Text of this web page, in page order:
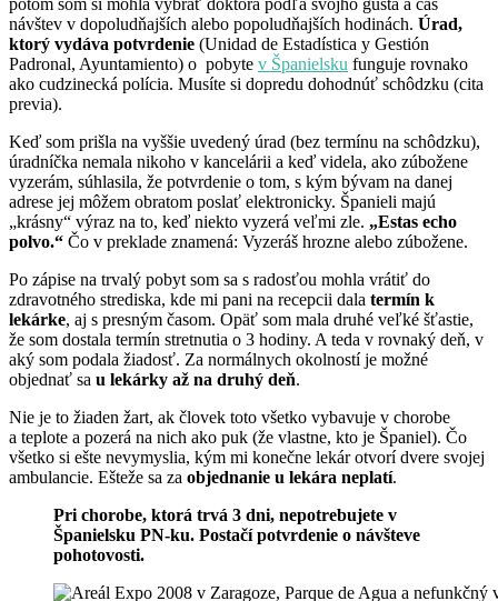
návštev v dopoludňajších alebo popoludňajších hodinách. Úrad,
ktorý vydáva potvrdenie (Unidad de Estadística y Gestión
Padronal, Ayuntamiento) o pobyte v Španielsku funguje rovnako
ako cudzinecká polícia. Musíte si dopredu dohodnúť schôdzku (cita
previa).
Keď som prišla na vyššie uvedený úrad (bez termínu na schôdzku),
úradníčka nemala nikoho v kancelárii a keď videla, ako zúbožene
vyzerám, súhlasila, že potvrdenie o tom, s kým bývam na danej
adrese jej môžem obratom poslať elektronicky. Španieli majú
„krásny“ výraz na to, keď niekto vyzerá veľmi zle. „Estas echo
polvo.“ Čo v preklade znamená: Vyzeráš hrozne alebo zúbožene.
Po zápise na trvalý pobyt som sa s radosťou mohla vrátiť do
zdravotného strediska, kde mi pani na recepcii dala termín k
lekárke, aj s presným časom. Opäť som mala druhé veľké šťastie,
že som dostala termín stretnutia o 3 hodiny. A teda v rovnaký deň, v
aký som podala žiadosť. Za normálnych okolností je možné
objednať sa u lekárky až na druhý deň.
Nie je to žiaden žart, ak človek toto všetko vybavuje v chorobe
a teplote a pozerá na nich ako puk (že vlastne, kto je Španiel). Čo
všetko si ešte nevymyslia, kým mi konečne lekár otvorí dvere svojej
ambulancie. Ešteže sa za objednanie u lekára neplatí.
Pri chorobe, ktorá trvá 3 dni, nepotrebujete v
Španielsku PN-ku. Postačí potvrdenie o návšteve
pohotovosti.